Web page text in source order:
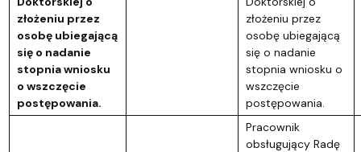
złożeniu przez
osobę ubiegającą
się o nadanie
stopnia wniosku
o wszczęcie
postępowania.
złożeniu przez
osobę ubiegającą
się o nadanie
stopnia wniosku o
wszczęcie
postępowania.
Pracownik
obsługujący Radę